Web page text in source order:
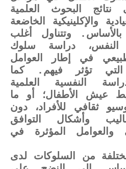
نتائج البحوث العلمية
والإكلينيكية الخاضعة
وتتناول أغلب
دراسة سلوك
في إطار العوامل
التي تؤثر فيهم. كما
النفسية العلمية
عيش الأطفال؛ أو ما
ثقافي للأفراد، دون
وأشكال التوافق
والعوامل المؤثرة في
من السلوكات لدى